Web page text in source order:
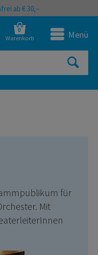
ab € 30,–
0
Warenkorb Menü
für
Mit